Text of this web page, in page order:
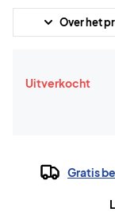
Over het
Uitverkocht
Gratis